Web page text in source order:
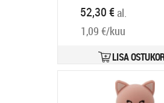
52,30 €al.
1,09 €/kuu
LISA